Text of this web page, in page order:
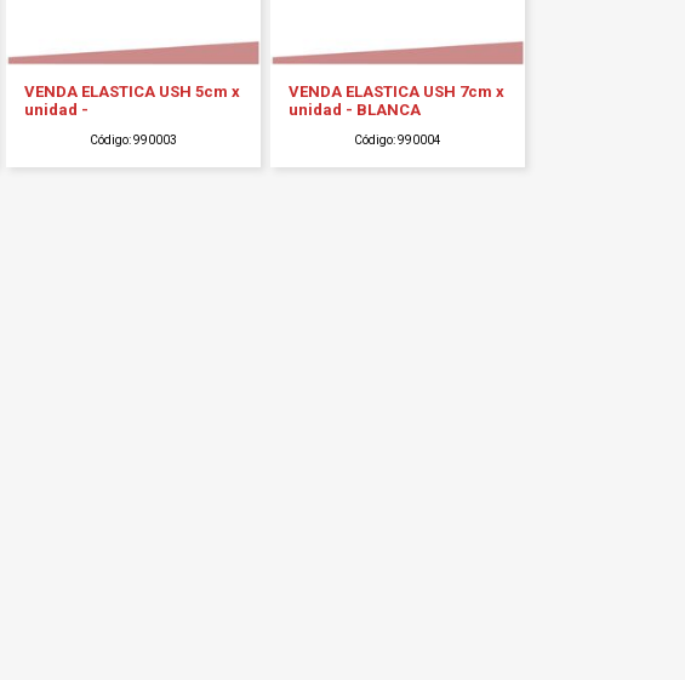
VENDA ELASTICA USH 5cm x
unidad -
Código: 990003
VENDA ELASTICA USH 7cm x
unidad - BLANCA
Código: 990004